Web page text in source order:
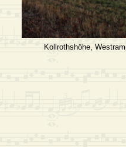
Kollrothshöhe,